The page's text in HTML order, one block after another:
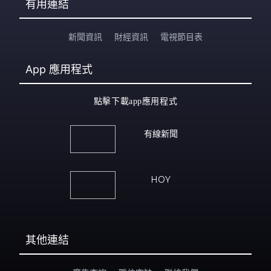
有用連結
新聞資訊 財經資訊 電視節目表
App 應用程式
點擊下載app應用程式
有線新聞
HOY
其他連結